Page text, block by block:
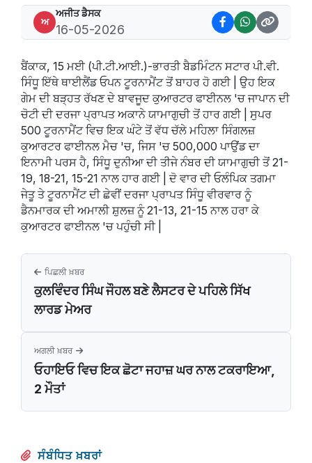
ਅ
ਅਜੀਤ ਡੈਸਕ
16-05-2026
ਬੈਂਕਾਕ, 15 ਮਈ (ਪੀ.ਟੀ.ਆਈ.)-ਭਾਰਤੀ ਬੈਡਮਿੰਟਨ ਸਟਾਰ ਪੀ.ਵੀ.
ਸਿੰਧੂ ਇੱਥੇ ਥਾਈਲੈਂਡ ਓਪਨ ਟੂਰਨਾਮੈਂਟ ਤੋਂ ਬਾਹਰ ਹੋ ਗਈ | ਉਹ ਇਕ
ਗੇਮ ਦੀ ਬੜ੍ਹਤ ਰੱਖਣ ਦੇ ਬਾਵਜੂਦ ਕੁਆਰਟਰ ਫਾਈਨਲ 'ਚ ਜਾਪਾਨ ਦੀ
ਚੋਟੀ ਦੀ ਦਰਜਾ ਪ੍ਰਾਪਤ ਅਕਾਨੇ ਯਾਮਾਗੁਚੀ ਤੋਂ ਹਾਰ ਗਈ | ਸੁਪਰ
500 ਟੂਰਨਾਮੈਂਟ ਵਿਚ ਇਕ ਘੰਟੇ ਤੋਂ ਵੱਧ ਚੱਲੇ ਮਹਿਲਾ ਸਿੰਗਲਜ਼
ਕੁਆਰਟਰ ਫਾਈਨਲ ਮੈਚ 'ਚ, ਜਿਸ 'ਚ 500,000 ਪਾਉਂਡ ਦਾ
ਇਨਾਮੀ ਪਰਸ ਹੈ, ਸਿੰਧੂ ਦੁਨੀਆ ਦੀ ਤੀਜੇ ਨੰਬਰ ਦੀ ਯਾਮਾਗੁਚੀ ਤੋਂ 21-
19, 18-21, 15-21 ਨਾਲ ਹਾਰ ਗਈ | ਦੋ ਵਾਰ ਦੀ ਓਲੰਪਿਕ ਤਗਮਾ
ਜੇਤੂ ਤੇ ਟੂਰਨਾਮੈਂਟ ਦੀ ਛੇਵੀਂ ਦਰਜਾ ਪ੍ਰਾਪਤ ਸਿੰਧੂ ਵੀਰਵਾਰ ਨੂੰ
ਡੈਨਮਾਰਕ ਦੀ ਅਮਾਲੀ ਸ਼ੁਲਜ਼ ਨੂੰ 21-13, 21-15 ਨਾਲ ਹਰਾ ਕੇ
ਕੁਆਰਟਰ ਫਾਈਨਲ 'ਚ ਪਹੁੰਚੀ ਸੀ |
ਪਿਛਲੀ ਖ਼ਬਰ
ਕੁਲਵਿੰਦਰ ਸਿੰਘ ਜੌਹਲ ਬਣੇ ਲੈਸਟਰ ਦੇ ਪਹਿਲੇ ਸਿੱਖ
ਲਾਰਡ ਮੇਅਰ
ਅਗਲੀ ਖ਼ਬਰ
ਓਹਾਇਓ ਵਿਚ ਇਕ ਛੋਟਾ ਜਹਾਜ਼ ਘਰ ਨਾਲ ਟਕਰਾਇਆ,
2 ਮੌਤਾਂ
ਸੰਬੰਧਿਤ ਖ਼ਬਰਾਂ